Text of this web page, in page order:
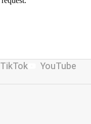
TikTok YouTube